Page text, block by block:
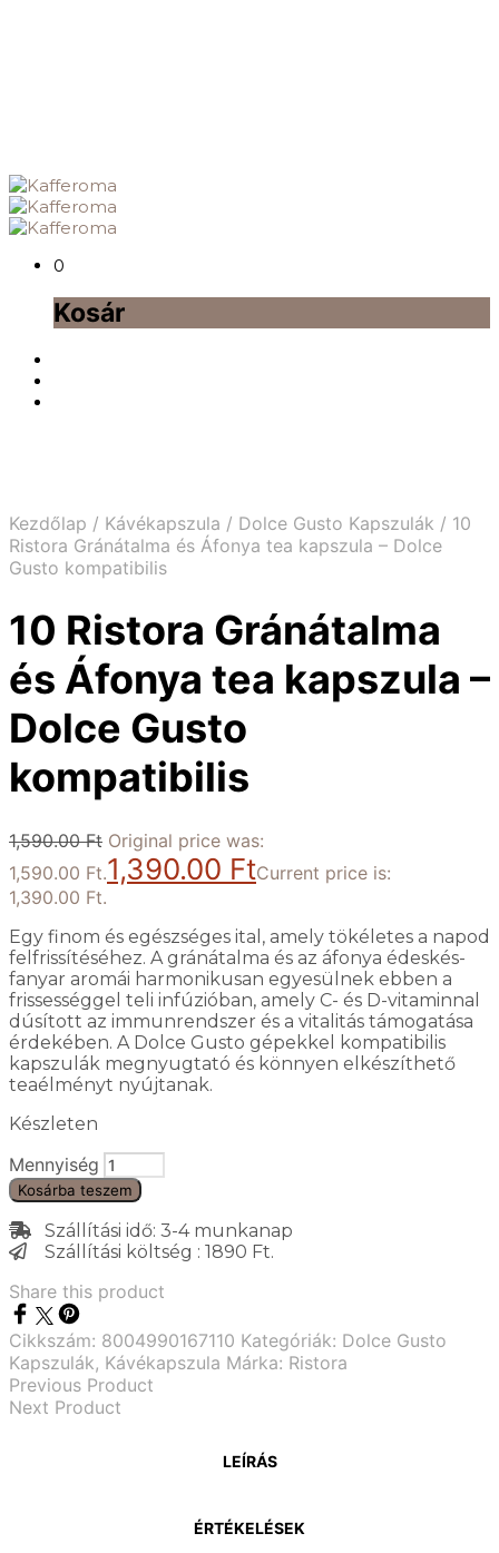
0
Kosár
Kezdőlap / Kávékapszula / Dolce Gusto Kapszulák / 10
Ristora Gránátalma és Áfonya tea kapszula – Dolce
Gusto kompatibilis
10 Ristora Gránátalma
és Áfonya tea kapszula –
Dolce Gusto
kompatibilis
1,590.00Ft Original price was:
1,590.00 Ft.1,390.00 FtCurrent price is:
1,390.00 Ft.
Egy finom és egészséges ital, amely tökéletes a napod
felfrissítéséhez. A gránátalma és az áfonya édeskés-
fanyar aromái harmonikusan egyesülnek ebben a
frissességgel teli infúzióban, amely C- és D-vitaminnal
dúsított az immunrendszer és a vitalitás támogatása
érdekében. A Dolce Gusto gépekkel kompatibilis
kapszulák megnyugtató és könnyen elkészíthető
teaélményt nyújtanak.
Készleten
Mennyiség
Kosárba teszem
Szállítási idő: 3-4 munkanap
Szállítási költség : 1890 Ft.
Share this product
Cikkszám: 8004990167110 Kategóriák: Dolce Gusto
Kapszulák, Kávékapszula Márka: Ristora
Previous Product
Next Product
LEÍRÁS
ÉRTÉKELÉSEK